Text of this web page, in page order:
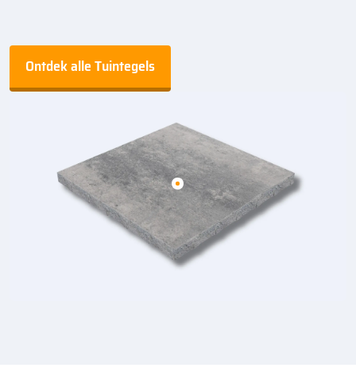
Ontdek alle Tuintegels